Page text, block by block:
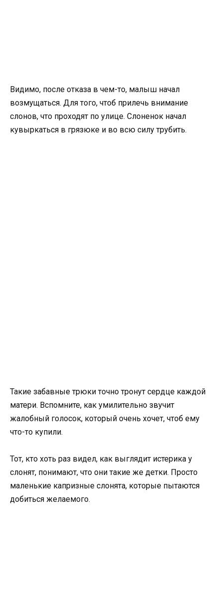
Видимо, после отказа в чем-то, малыш начал
возмущаться. Для того, чтоб прилечь внимание
слонов, что проходят по улице. Слоненок начал
кувыркаться в грязюке и во всю силу трубить.
Такие забавные трюки точно тронут сердце каждой
матери. Вспомните, как умилительно звучит
жалобный голосок, который очень хочет, чтоб ему
что-то купили.
Тот, кто хоть раз видел, как выглядит истерика у
слонят, понимают, что они такие же детки. Просто
маленькие капризные слонята, которые пытаются
добиться желаемого.